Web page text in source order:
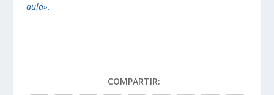
aula».
COMPARTIR: